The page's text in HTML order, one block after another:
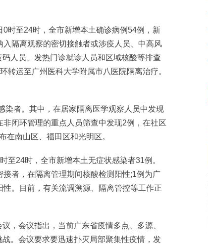
至24时，全市新增本土确诊病例54例，新
隔离观察的密切接触者或涉疫人员、中高风
人员、发热门诊就诊人员和区域核酸等排查
转运至广州医科大学附属市八医院隔离治疗。
者。其中，在居家隔离医学观察人员中发现
闭环管理的重点人员筛查中发现2例，在社区
在南山区、福田区和光明区。
24时，全市新增本土无症状感染者31例。
者，在隔离管理期间核酸检测阳性;1例为广
。目前，有关流调溯源、隔离管控等工作正
会议指出，当前广东省疫情多点、多源、
。会议要求要迅速扑灭局部聚集性疫情，发